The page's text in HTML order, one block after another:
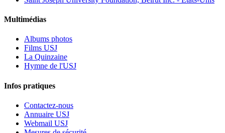
Multimédias
Albums photos
Films USJ
La Quinzaine
Hymne de l'USJ
Infos pratiques
Contactez-nous
Annuaire USJ
Webmail USJ